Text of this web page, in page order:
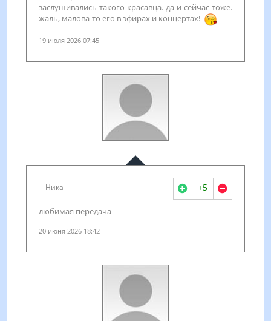
заслушивались такого красавца. да и сейчас тоже.
жаль, малова-то его в эфирах и концертах!
19 июля 2026 07:45
Ника +5
любимая передача
20 июня 2026 18:42